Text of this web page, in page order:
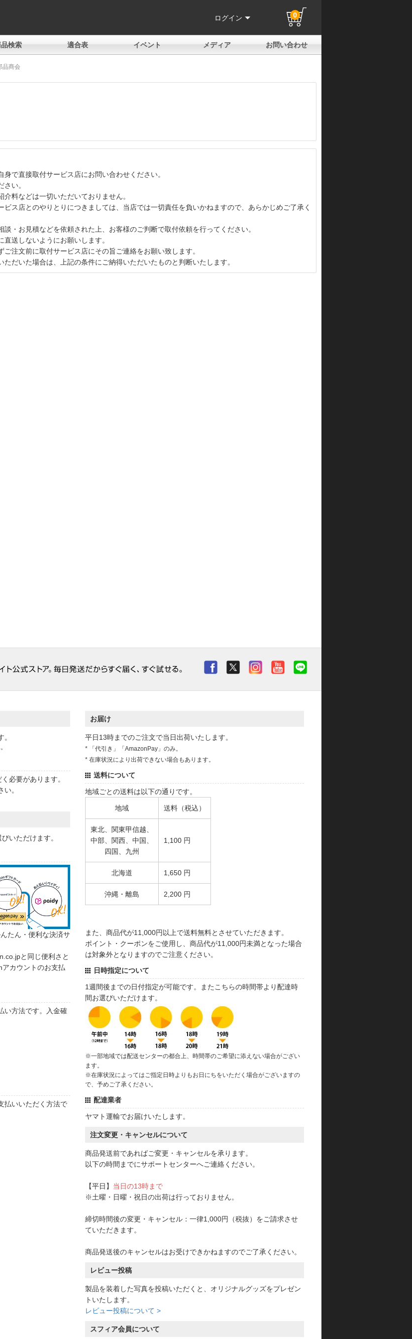
ログイン 0
検索 適合表 イベント メディア お問い合わせ
品商会
で直接取付サービス店にお問い合わせください。
い。
料などは一切いただいておりません。
ビス店とのやりとりにつきましては、当店では一切責任を負いかねますので、あらかじめご了承く
・お見積などを依頼された上、お客様のご判断で取付依頼を行ってください。
送しないようにお願いします。
注文前に取付サービス店にその旨ご連絡をお願い致します。
だいた場合は、上記の条件にご納得いただいたものと判断いたします。
必要があります。
。
いただけます。
たん・便利な決済サ
と同じ便利さと
カウントのお支払
い方法です。入金確
払いいただく方法で
お届け
平日13時までのご注文で当日出荷いたします。
* 「代引き」「AmazonPay」のみ。
* 在庫状況により出荷できない場合もあります。
送料について
地域ごとの送料は以下の通りです。
地域 送料（税込）
東北、関東甲信越、
中部、関西、中国、
四国、九州
1,100 円
北海道 1,650 円
沖縄・離島 2,200 円
また、商品代が11,000円以上で送料無料とさせていただきます。
ポイント・クーポンをご使用し、商品代が11,000円未満となった場合
は対象外となりますのでご注意ください。
日時指定について
1週間後までの日付指定が可能です。またこちらの時間帯より配達時
間お選びいただけます。
※一部地域では配送センターの都合上、時間帯のご希望に添えない場合がござい
ます。
※在庫状況によってはご指定日時よりもお日にちをいただく場合がございますの
で、予めご了承ください。
配達業者
ヤマト運輸でお届けいたします。
注文変更・キャンセルについて
商品発送前であればご変更・キャンセルを承ります。
以下の時間までにサポートセンターへご連絡ください。
【平日】 当日の13時まで
※土曜・日曜・祝日の出荷は行っておりません。
締切時間後の変更・キャンセル：一律1,000円（税抜）をご請求させ
ていただきます。
商品発送後のキャンセルはお受けできかねますのでご了承ください。
レビュー投稿
製品を装着した写真を投稿いただくと、オリジナルグッズをプレゼン
トいたします。
レビュー投稿について >
スフィア会員について